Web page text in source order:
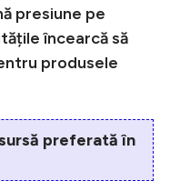
presiune pe
încearcă să
produsele
preferată în